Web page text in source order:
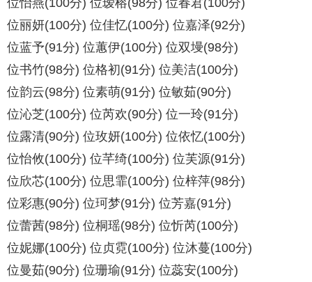
位怡燕(100分) 位瑷榕(98分) 位春君(100分)
位丽妍(100分) 位佳忆(100分) 位嘉泽(92分)
位蓝予(91分) 位蕙伊(100分) 位双墁(98分)
位书竹(98分) 位格初(91分) 位美洁(100分)
位韵云(98分) 位素萌(91分) 位敏茹(90分)
位沁芝(100分) 位芮欢(90分) 位一玲(91分)
位露清(90分) 位玫妍(100分) 位依忆(100分)
位怡攸(100分) 位芊绮(100分) 位芙源(91分)
位欣芯(100分) 位思霏(100分) 位梓萍(98分)
位彩惠(90分) 位珂梦(91分) 位芳嘉(91分)
位蕾茜(98分) 位桐瑶(98分) 位忻芮(100分)
位妮娜(100分) 位贞霓(100分) 位沐蔓(100分)
位曼茹(90分) 位珊瑜(91分) 位蕊安(100分)